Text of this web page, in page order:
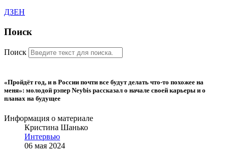
ДЗЕН
Поиск
Поиск
«Пройдёт год, и в России почти все будут делать что-то похожее на
меня»: молодой рэпер Neybis рассказал о начале своей карьеры и о
планах на будущее
Информация о материале
Кристина Шанько
Интервью
06 мая 2024